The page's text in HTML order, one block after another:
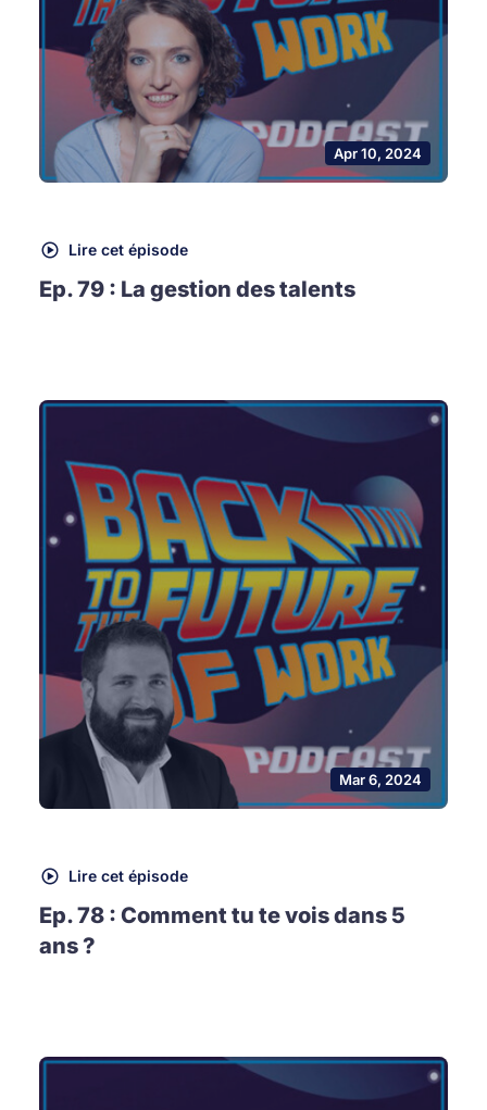
Apr 10, 2024
Lire cet épisode
Ep. 79 : La gestion des talents
Mar 6, 2024
Lire cet épisode
Ep. 78 : Comment tu te vois dans 5
ans ?